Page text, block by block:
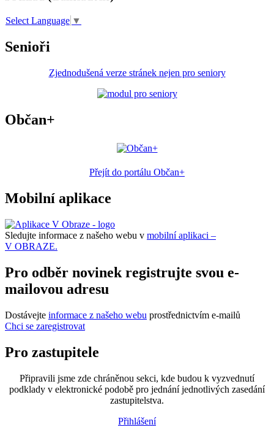
Select Language ▼
Senioři
Zjednodušená verze stránek nejen pro seniory
Občan+
Přejít do portálu Občan+
Mobilní aplikace
Sledujte informace z našeho webu v mobilní aplikaci –
V OBRAZE.
Pro odběr novinek registrujte svou e-
mailovou adresu
Dostávejte informace z našeho webu prostřednictvím e-mailů
Chci se zaregistrovat
Pro zastupitele
Připravili jsme zde chráněnou sekci, kde budou k vyzvednutí
podklady v elektronické podobě pro jednání jednotlivých zasedání
zastupitelstva.
Přihlášení